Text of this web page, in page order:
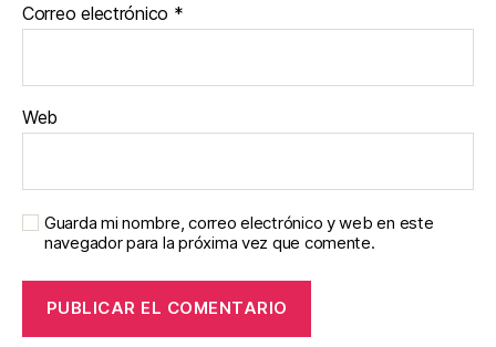
Correo electrónico *
Web
Guarda mi nombre, correo electrónico y web en este
navegador para la próxima vez que comente.